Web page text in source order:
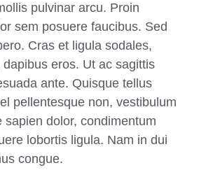
pulvinar arcu. Proin
sem posuere faucibus. Sed
Cras et ligula sodales,
eros. Ut ac sagittis
ante. Quisque tellus
pellentesque non, vestibulum
sapien dolor, condimentum
lobortis ligula. Nam in dui
congue.